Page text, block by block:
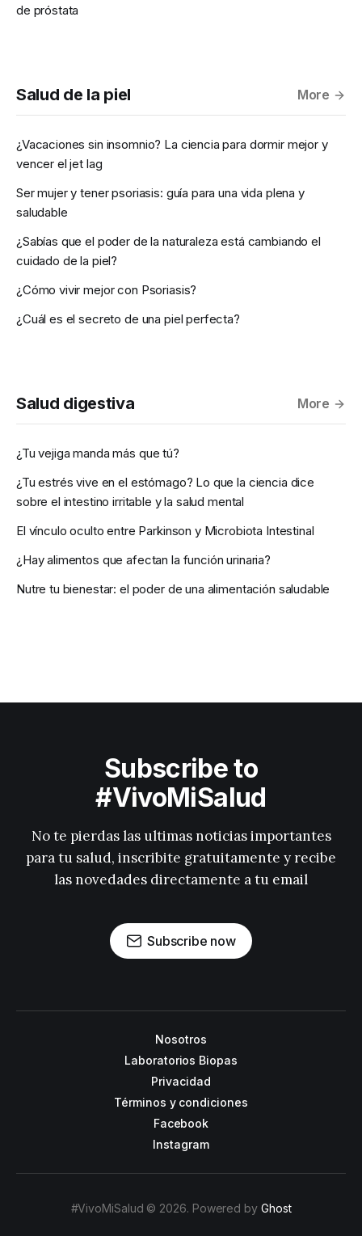
de próstata
Salud de la piel More
¿Vacaciones sin insomnio? La ciencia para dormir mejor y
vencer el jet lag
Ser mujer y tener psoriasis: guía para una vida plena y
saludable
¿Sabías que el poder de la naturaleza está cambiando el
cuidado de la piel?
¿Cómo vivir mejor con Psoriasis?
¿Cuál es el secreto de una piel perfecta?
Salud digestiva More
¿Tu vejiga manda más que tú?
¿Tu estrés vive en el estómago? Lo que la ciencia dice
sobre el intestino irritable y la salud mental
El vínculo oculto entre Parkinson y Microbiota Intestinal
¿Hay alimentos que afectan la función urinaria?
Nutre tu bienestar: el poder de una alimentación saludable
Subscribe to
#VivoMiSalud
No te pierdas las ultimas noticias importantes
para tu salud, inscribite gratuitamente y recibe
las novedades directamente a tu email
Subscribe now
Nosotros
Laboratorios Biopas
Privacidad
Términos y condiciones
Facebook
Instagram
#VivoMiSalud © 2026. Powered by Ghost